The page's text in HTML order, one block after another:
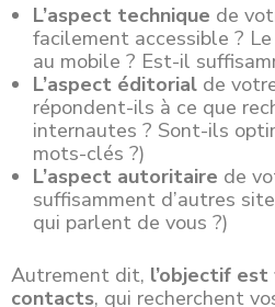
L’aspect technique de
facilement accessible ?
au mobile ? Est-il
L’aspect éditorial de
répondent-ils à ce que
internautes ? Sont-ils
mots-clés ?)
L’aspect autoritaire de
suffisamment d’autres
qui parlent de vous ?)
Autrement dit, l’objectif
contacts, qui recherchent